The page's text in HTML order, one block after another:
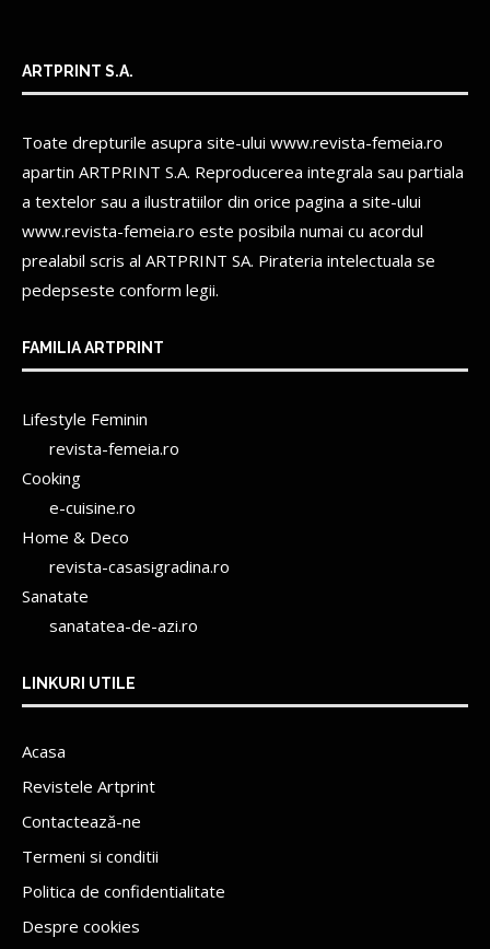
ARTPRINT S.A.
Toate drepturile asupra site-ului www.revista-femeia.ro
apartin ARTPRINT S.A. Reproducerea integrala sau partiala
a textelor sau a ilustratiilor din orice pagina a site-ului
www.revista-femeia.ro este posibila numai cu acordul
prealabil scris al ARTPRINT SA. Pirateria intelectuala se
pedepseste conform legii.
FAMILIA ARTPRINT
Lifestyle Feminin
revista-femeia.ro
Cooking
e-cuisine.ro
Home & Deco
revista-casasigradina.ro
Sanatate
sanatatea-de-azi.ro
LINKURI UTILE
Acasa
Revistele Artprint
Contactează-ne
Termeni si conditii
Politica de confidentialitate
Despre cookies